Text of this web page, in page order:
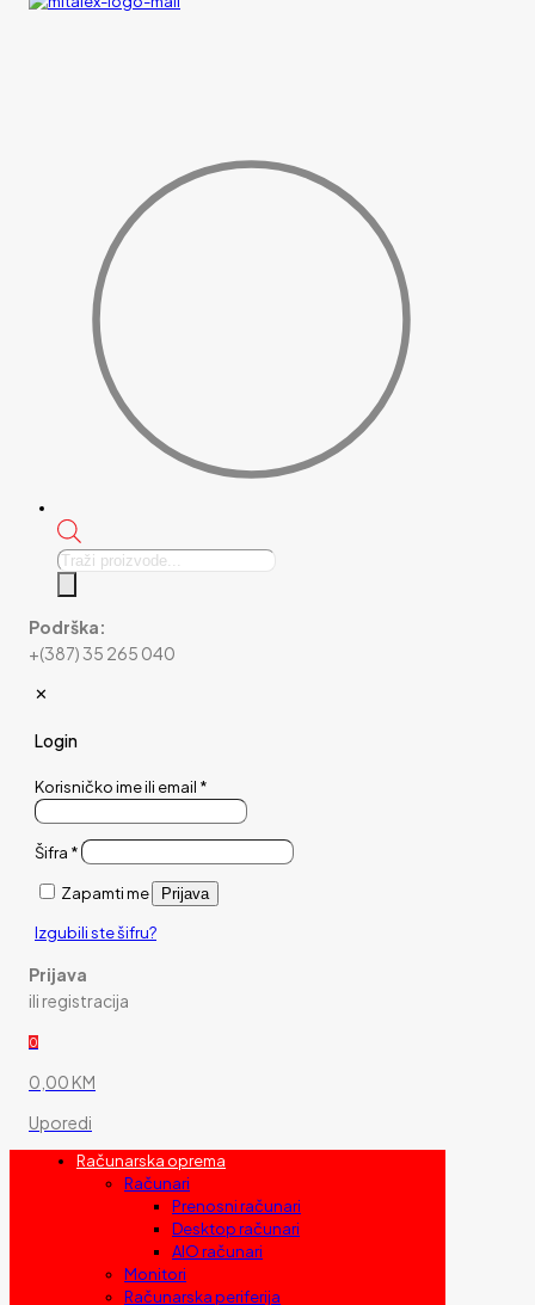
Products
Podrška:
+(387) 35 265 040
✕
Login
Korisničko ime ili email *
Šifra *
Zapamti me Prijava
Izgubili ste šifru?
Prijava
ili registracija
0
0,00 KM
Uporedi
Računarska oprema
Računari
Prenosni računari
Desktop računari
AIO računari
Monitori
Računarska periferija